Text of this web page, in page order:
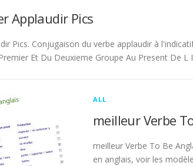
Applaudir Pics
Pics. Conjugaison du verbe applaudir à
Et Du Deuxieme Groupe Au Present De L
ALL
meilleur Verbe
meilleur Verbe To Be
en anglais, voir les